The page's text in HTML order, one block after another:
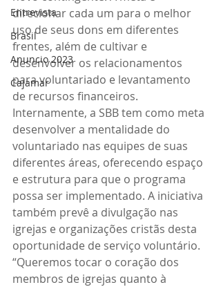
Entrevista
Brasil
Anuncio 2023
Cajamar
direcionar cada um para o melhor
uso de seus dons em diferentes
frentes, além de cultivar e
desenvolver os relacionamentos
para voluntariado e levantamento
de recursos financeiros.
Internamente, a SBB tem como meta
desenvolver a mentalidade do
voluntariado nas equipes de suas
diferentes áreas, oferecendo espaço
e estrutura para que o programa
possa ser implementado. A iniciativa
também prevê a divulgação nas
igrejas e organizações cristãs desta
oportunidade de serviço voluntário.
“Queremos tocar o coração dos
membros de igrejas quanto à